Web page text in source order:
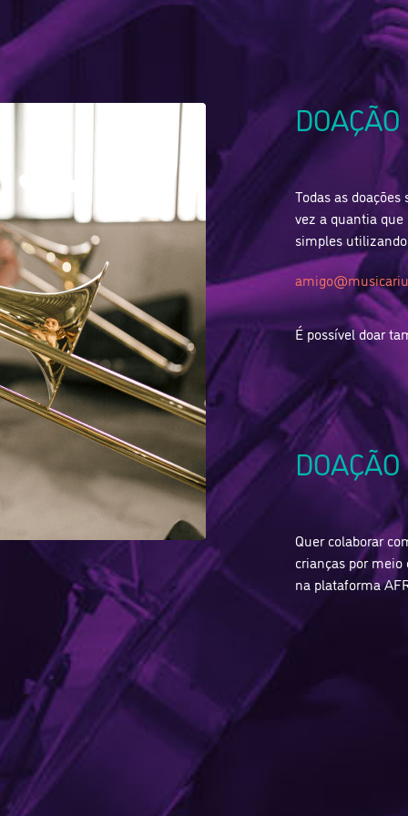
Todas as
vez a quantia que
simples
É possível doar
Quer colaborar
crianças por
na plataforma